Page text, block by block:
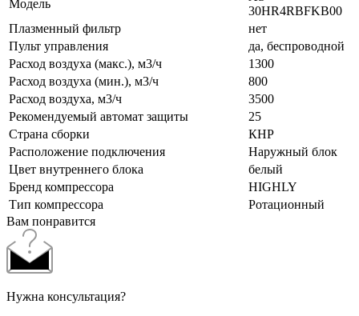
Модель
30HR4RBFKB00
Плазменный фильтр
нет
Пульт управления
да, беспроводной
Расход воздуха (макс.), м3/ч
1300
Расход воздуха (мин.), м3/ч
800
Расход воздуха, м3/ч
3500
Рекомендуемый автомат защиты
25
Страна сборки
КНР
Расположение подключения
Наружный блок
Цвет внутреннего блока
белый
Бренд компрессора
HIGHLY
Тип компрессора
Ротационный
Вам понравится
Нужна консультация?